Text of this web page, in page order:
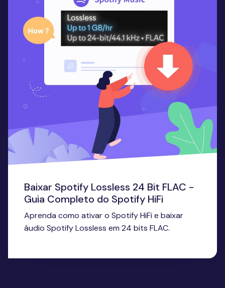
Baixar Spotify Lossless 24 Bit FLAC -
Guia Completo do Spotify HiFi
Aprenda como ativar o Spotify HiFi e baixar
áudio Spotify Lossless em 24 bits FLAC.